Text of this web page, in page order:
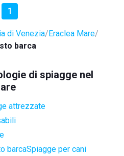
1
di Venezia Eraclea Mare
barca
di spiagge nel
attrezzate
barcaSpiagge per cani